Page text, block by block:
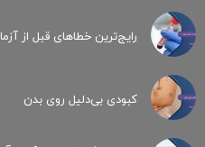
رایج‌ترین خطاهای قبل از
کبودی‌ بی‌دلیل روی بدن